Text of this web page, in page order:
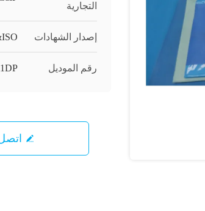
التجارية
إصدار الشهادات
رقم الموديل
اتصل